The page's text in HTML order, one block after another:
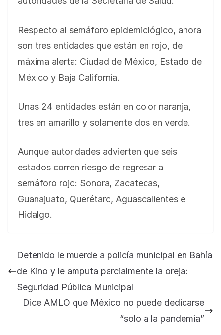
Respecto al semáforo epidemiológico, ahora
son tres entidades que están en rojo, de
máxima alerta: Ciudad de México, Estado de
México y Baja California.
Unas 24 entidades están en color naranja,
tres en amarillo y solamente dos en verde.
Aunque autoridades advierten que seis
estados corren riesgo de regresar a
semáforo rojo: Sonora, Zacatecas,
Guanajuato, Querétaro, Aguascalientes e
Hidalgo.
Detenido le muerde a policía municipal en Bahía
de Kino y le amputa parcialmente la oreja:
Seguridad Pública Municipal
Dice AMLO que México no puede dedicarse
“solo a la pandemia”